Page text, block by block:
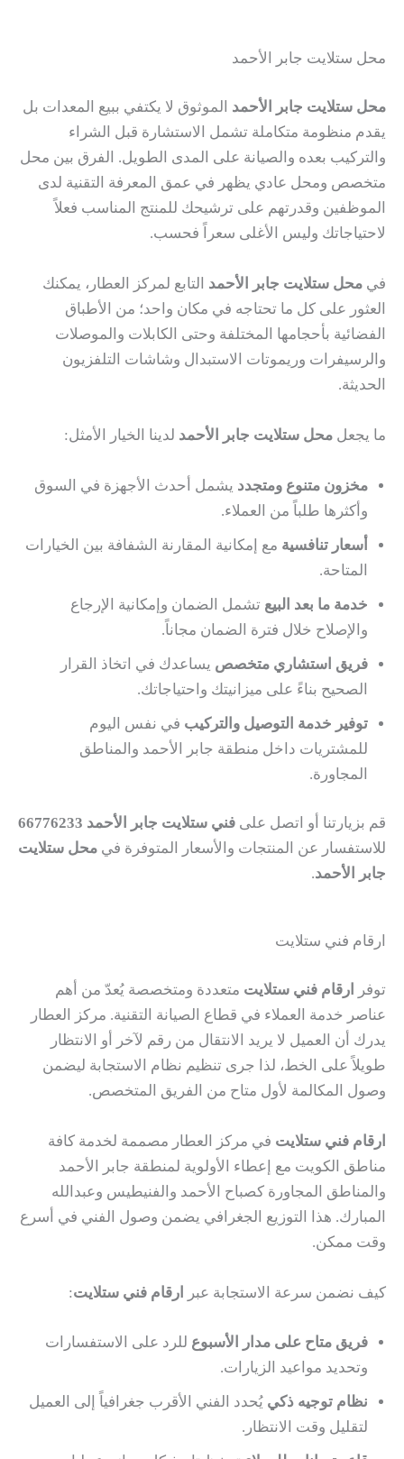
محل ستلايت جابر الأحمد
محل ستلايت جابر الأحمد الموثوق لا يكتفي ببيع المعدات بل
يقدم منظومة متكاملة تشمل الاستشارة قبل الشراء
والتركيب بعده والصيانة على المدى الطويل. الفرق بين محل
متخصص ومحل عادي يظهر في عمق المعرفة التقنية لدى
الموظفين وقدرتهم على ترشيحك للمنتج المناسب فعلاً
لاحتياجاتك وليس الأغلى سعراً فحسب.
في محل ستلايت جابر الأحمد التابع لمركز العطار، يمكنك
العثور على كل ما تحتاجه في مكان واحد؛ من الأطباق
الفضائية بأحجامها المختلفة وحتى الكابلات والموصلات
والرسيفرات وريموتات الاستبدال وشاشات التلفزيون
الحديثة.
ما يجعل محل ستلايت جابر الأحمد لدينا الخيار الأمثل:
مخزون متنوع ومتجدد يشمل أحدث الأجهزة في السوق
وأكثرها طلباً من العملاء.
أسعار تنافسية مع إمكانية المقارنة الشفافة بين الخيارات
المتاحة.
خدمة ما بعد البيع تشمل الضمان وإمكانية الإرجاع
والإصلاح خلال فترة الضمان مجاناً.
فريق استشاري متخصص يساعدك في اتخاذ القرار
الصحيح بناءً على ميزانيتك واحتياجاتك.
توفير خدمة التوصيل والتركيب في نفس اليوم
للمشتريات داخل منطقة جابر الأحمد والمناطق
المجاورة.
قم بزيارتنا أو اتصل على فني ستلايت جابر الأحمد 66776233
للاستفسار عن المنتجات والأسعار المتوفرة في محل ستلايت
جابر الأحمد.
ارقام فني ستلايت
توفر ارقام فني ستلايت متعددة ومتخصصة يُعدّ من أهم
عناصر خدمة العملاء في قطاع الصيانة التقنية. مركز العطار
يدرك أن العميل لا يريد الانتقال من رقم لآخر أو الانتظار
طويلاً على الخط، لذا جرى تنظيم نظام الاستجابة ليضمن
وصول المكالمة لأول متاح من الفريق المتخصص.
ارقام فني ستلايت في مركز العطار مصممة لخدمة كافة
مناطق الكويت مع إعطاء الأولوية لمنطقة جابر الأحمد
والمناطق المجاورة كصباح الأحمد والفنيطيس وعبدالله
المبارك. هذا التوزيع الجغرافي يضمن وصول الفني في أسرع
وقت ممكن.
كيف نضمن سرعة الاستجابة عبر ارقام فني ستلايت:
فريق متاح على مدار الأسبوع للرد على الاستفسارات
وتحديد مواعيد الزيارات.
نظام توجيه ذكي يُحدد الفني الأقرب جغرافياً إلى العميل
لتقليل وقت الانتظار.